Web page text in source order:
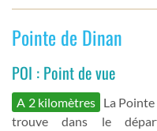
Pointe de Dinan
POI : Point de vue
A 2 kilomètres La
trouve dans le